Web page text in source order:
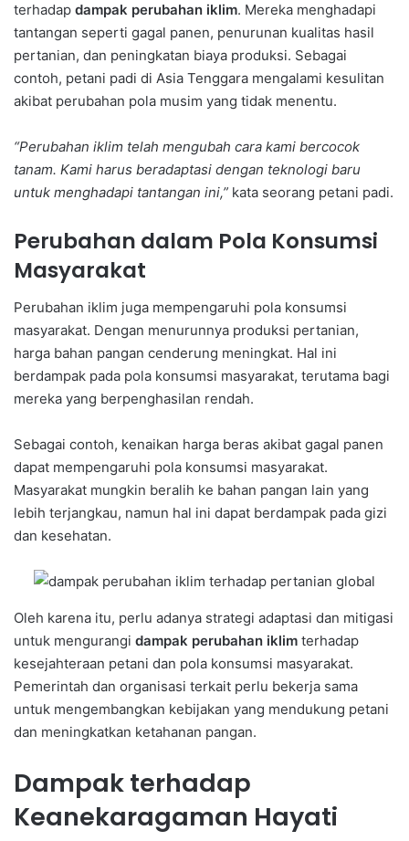
terhadap dampak perubahan iklim. Mereka menghadapi
tantangan seperti gagal panen, penurunan kualitas hasil
pertanian, dan peningkatan biaya produksi. Sebagai
contoh, petani padi di Asia Tenggara mengalami kesulitan
akibat perubahan pola musim yang tidak menentu.
“Perubahan iklim telah mengubah cara kami bercocok
tanam. Kami harus beradaptasi dengan teknologi baru
untuk menghadapi tantangan ini,” kata seorang petani padi.
Perubahan dalam Pola Konsumsi
Masyarakat
Perubahan iklim juga mempengaruhi pola konsumsi
masyarakat. Dengan menurunnya produksi pertanian,
harga bahan pangan cenderung meningkat. Hal ini
berdampak pada pola konsumsi masyarakat, terutama bagi
mereka yang berpenghasilan rendah.
Sebagai contoh, kenaikan harga beras akibat gagal panen
dapat mempengaruhi pola konsumsi masyarakat.
Masyarakat mungkin beralih ke bahan pangan lain yang
lebih terjangkau, namun hal ini dapat berdampak pada gizi
dan kesehatan.
Oleh karena itu, perlu adanya strategi adaptasi dan mitigasi
untuk mengurangi dampak perubahan iklim terhadap
kesejahteraan petani dan pola konsumsi masyarakat.
Pemerintah dan organisasi terkait perlu bekerja sama
untuk mengembangkan kebijakan yang mendukung petani
dan meningkatkan ketahanan pangan.
Dampak terhadap
Keanekaragaman Hayati